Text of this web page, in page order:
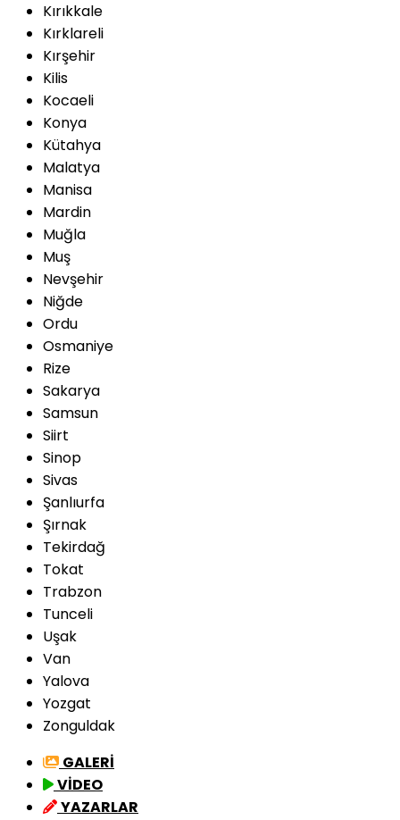
Kırıkkale
Kırklareli
Kırşehir
Kilis
Kocaeli
Konya
Kütahya
Malatya
Manisa
Mardin
Muğla
Muş
Nevşehir
Niğde
Ordu
Osmaniye
Rize
Sakarya
Samsun
Siirt
Sinop
Sivas
Şanlıurfa
Şırnak
Tekirdağ
Tokat
Trabzon
Tunceli
Uşak
Van
Yalova
Yozgat
Zonguldak
GALERİ
VİDEO
YAZARLAR